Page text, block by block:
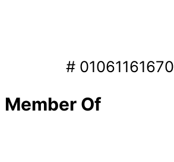
#
Member Of